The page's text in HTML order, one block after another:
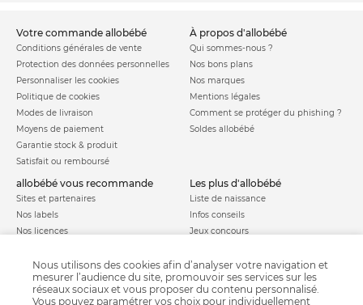
votre commande allobébé
Conditions générales de vente
Protection des données personnelles
Personnaliser les cookies
Politique de cookies
Modes de livraison
Moyens de paiement
Garantie stock & produit
Satisfait ou remboursé
à propos d'allobébé
Qui sommes-nous ?
Nos bons plans
Nos marques
Mentions légales
Comment se protéger du phishing ?
Soldes allobébé
allobébé vous recommande
Sites et partenaires
Nos labels
Nos licences
les plus d'allobébé
Liste de naissance
Infos conseils
Jeux concours
Parrainage
Paiement sécurisé
Nous utilisons des cookies afin d’analyser votre navigation et
mesurer l’audience du site, promouvoir ses services sur les
réseaux sociaux et vous proposer du contenu personnalisé.
Vous pouvez paramétrer vos choix pour individuellement